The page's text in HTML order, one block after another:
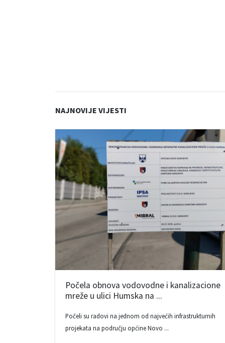
NAJNOVIJE VIJESTI
Počela obnova vodovodne i kanalizacione
mreže u ulici Humska na ...
Počeli su radovi na jednom od najvećih infrastrukturnih
projekata na području općine Novo ...